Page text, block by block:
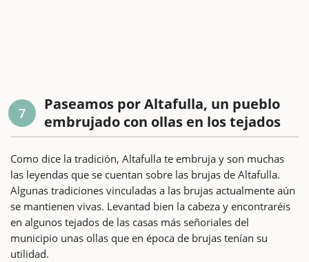
7
Paseamos por Altafulla, un pueblo
embrujado con ollas en los tejados
Como dice la tradición, Altafulla te embruja y son muchas
las leyendas que se cuentan sobre las brujas de Altafulla.
Algunas tradiciones vinculadas a las brujas actualmente aún
se mantienen vivas. Levantad bien la cabeza y encontraréis
en algunos tejados de las casas más señoriales del
municipio unas ollas que en época de brujas tenían su
utilidad.